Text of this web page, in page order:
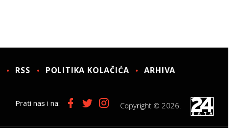
RSS POLITIKA KOLAČIĆA ARHIVA
Prati nas i na: Copyright © 2026.